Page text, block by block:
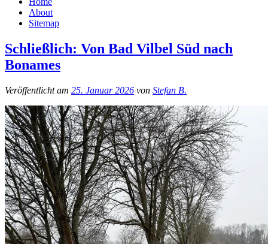
About
Sitemap
Schließlich: Von Bad Vilbel Süd nach
Bonames
Veröffentlicht am 25. Januar 2026 von Stefan B.